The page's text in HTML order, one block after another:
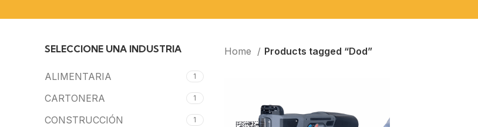
SELECCIONE UNA INDUSTRIA
ALIMENTARIA 1
CARTONERA 1
CONSTRUCCIÓN 1
Home Products tagged “Dod”